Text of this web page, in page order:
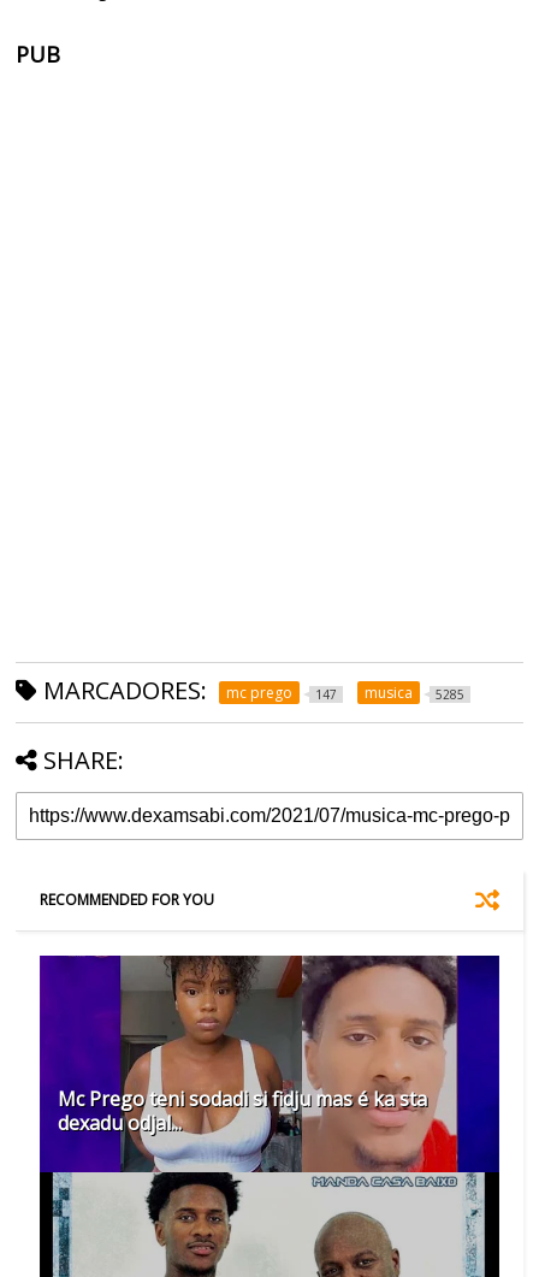
PUB
MARCADORES: mc prego 147 musica 5285
SHARE:
RECOMMENDED FOR YOU
Mc Prego teni sodadi si fidju mas é ka sta
dexadu odjal...